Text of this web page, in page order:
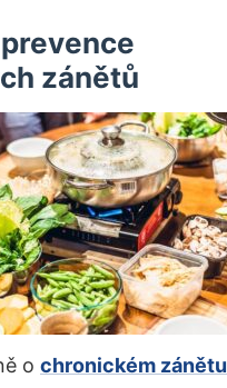
zánětů
o chronickém zánětu